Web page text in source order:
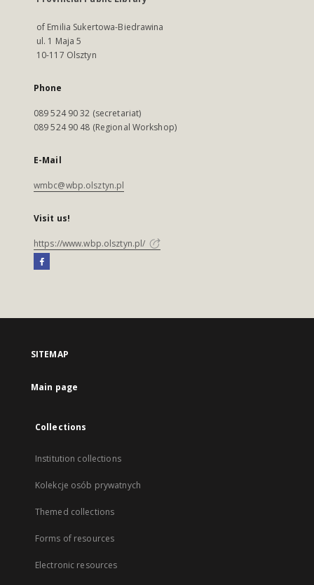
of Emilia Sukertowa-Biedrawina
ul. 1 Maja 5
10-117 Olsztyn
Phone
089 524 90 32 (secretariat)
089 524 90 48 (Regional Workshop)
E-Mail
wmbc@wbp.olsztyn.pl
Visit us!
https://www.wbp.olsztyn.pl/
SITEMAP
Main page
Collections
Institution collections
Kolekcje osób prywatnych
Themed collections
Forms of resources
Electronic resources